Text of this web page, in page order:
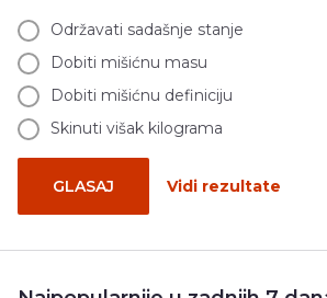
Održavati sadašnje stanje
Dobiti mišićnu masu
Dobiti mišićnu definiciju
Skinuti višak kilograma
GLASAJ Vidi rezultate